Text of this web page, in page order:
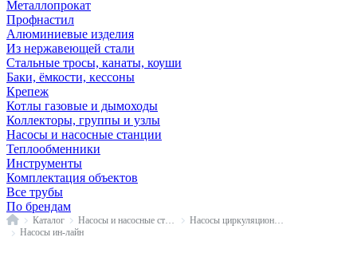
Металлопрокат
Профнастил
Алюминиевые изделия
Из нержавеющей стали
Стальные тросы, канаты, коуши
Баки, ёмкости, кессоны
Крепеж
Котлы газовые и дымоходы
Коллекторы, группы и узлы
Насосы и насосные станции
Теплообменники
Инструменты
Комплектация объектов
Все трубы
По брендам
ГлавнаяКаталог
Насосы ин-лайн